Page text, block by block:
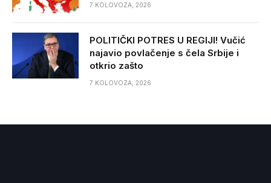
7 KOLOVOZA, 2026
POLITIČKI POTRES U REGIJI! Vučić
najavio povlačenje s čela Srbije i
otkrio zašto
7 KOLOVOZA, 2026